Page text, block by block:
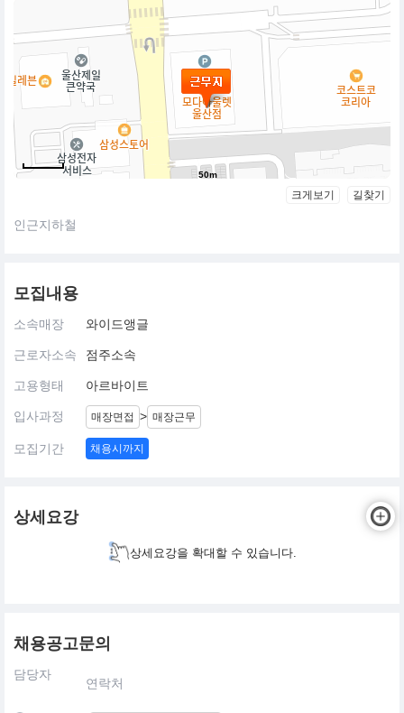
50m
크게보기 길찾기
인근지하철
모집내용
소속매장 와이드앵글
근로자소속 점주소속
고용형태 아르바이트
입사과정 매장면접 > 매장근무
모집기간 채용시까지
상세요강
상세요강을 확대할 수 있습니다.
채용공고문의
담당자
연락처